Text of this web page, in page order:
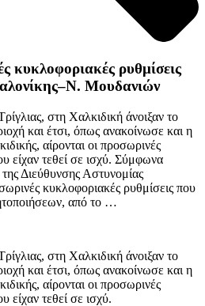
κυκλοφοριακές ρυθμίσεις
Μουδανιών
στη Χαλκιδική άνοιξαν το
και έτσι, όπως ανακοίνωσε και η
αίρονται οι προσωρινές
είχαν τεθεί σε ισχύ. Σύμφωνα
Διεύθυνσης Αστυνομίας
κυκλοφοριακές ρυθμίσεις που
από το …
στη Χαλκιδική άνοιξαν το
και έτσι, όπως ανακοίνωσε και η
αίρονται οι προσωρινές
είχαν τεθεί σε ισχύ.